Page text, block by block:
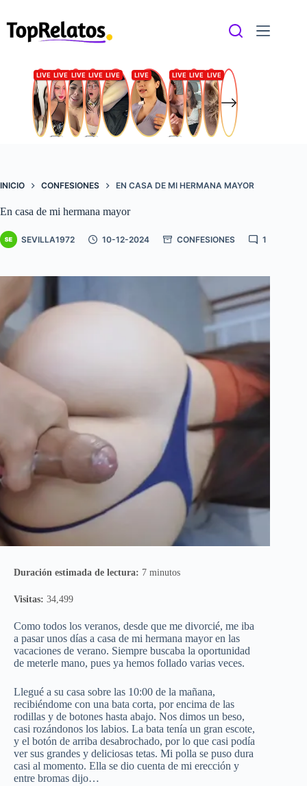
contenido
INICIO CONFESIONES EN CASA DE MI HERMANA MAYOR
En casa de mi hermana mayor
SEVILLA1972 10-12-2024 CONFESIONES 1
Duración estimada de lectura: 7 minutos
Visitas: 34,499
Como todos los veranos, desde que me divorcié, me iba
a pasar unos días a casa de mi hermana mayor en las
vacaciones de verano. Siempre buscaba la oportunidad
de meterle mano, pues ya hemos follado varias veces.
Llegué a su casa sobre las 10:00 de la mañana,
recibiéndome con una bata corta, por encima de las
rodillas y de botones hasta abajo. Nos dimos un beso,
casi rozándonos los labios. La bata tenía un gran escote,
y el botón de arriba desabrochado, por lo que casi podía
ver sus grandes y deliciosas tetas. Mi polla se puso dura
casi al momento. Ella se dio cuenta de mi erección y
entre bromas dijo…